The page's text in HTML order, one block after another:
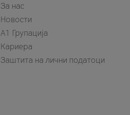
За нас
Новости
А1 Групација
Кариера
Заштита на лични податоци